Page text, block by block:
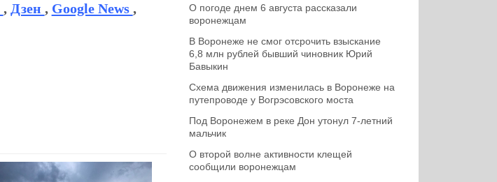
, Дзен , Google News ,
О погоде днем 6 августа рассказали
воронежцам
В Воронеже не смог отсрочить взыскание
6,8 млн рублей бывший чиновник Юрий
Бавыкин
Схема движения изменилась в Воронеже на
путепроводе у Вогрэсовского моста
Под Воронежем в реке Дон утонул 7-летний
мальчик
О второй волне активности клещей
сообщили воронежцам